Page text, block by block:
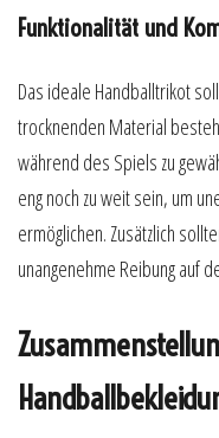
Funktionalität und
Das ideale Handballtrikot
trocknenden Material
während des Spiels zu
eng noch zu weit sein, um
ermöglichen. Zusätzlich
unangenehme Reibung auf